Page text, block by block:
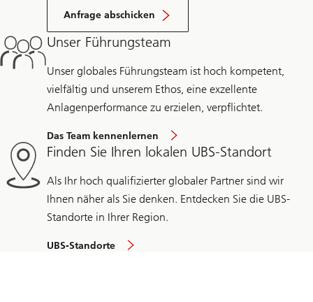
Anfrage abschicken
Unser Führungsteam
Unser globales Führungsteam ist hoch kompetent,
vielfältig und unserem Ethos, eine exzellente
Anlagenperformance zu erzielen, verpflichtet.
Das Team kennenlernen
Finden Sie Ihren lokalen UBS-Standort
Als Ihr hoch qualifizierter globaler Partner sind wir
Ihnen näher als Sie denken. Entdecken Sie die UBS-
Standorte in Ihrer Region.
UBS-Standorte